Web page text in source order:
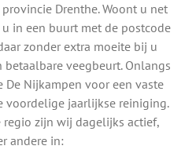
Drenthe. Woont u net
in een buurt met de postcode
zonder extra moeite bij u
veegbeurt. Onlangs
Nijkampen voor een vaste
voordelige jaarlijkse reiniging.
zijn wij dagelijks actief,
andere in: